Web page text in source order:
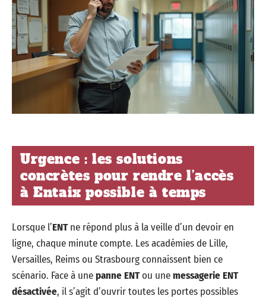
Urgence : les solutions
concrètes pour rendre l’accès
à Entaix possible à temps
Lorsque l’ENTne répond plus à la veille d’un devoir en
ligne, chaque minute compte. Les académies de Lille,
Versailles, Reims ou Strasbourg connaissent bien ce
scénario. Face à unepanne ENTou unemessagerie ENT
désactivée, il s’agit d’ouvrir toutes les portes possibles